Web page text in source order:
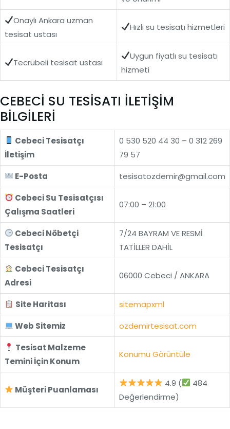
Onaylı Ankara uzman
tesisat ustası
Hızlı su tesisatı hizmetleri
Tecrübeli tesisat ustası
Uygun fiyatlı su tesisatı
hizmeti
CEBECİ SU TESİSATI İLETİŞİM
BİLGİLERİ
Cebeci Tesisatçı
İletişim
0 530 520 44 30 – 0 312 269
79 57
E-Posta
tesisatozdemir@gmail.com
Cebeci Su Tesisatçısı
Çalışma Saatleri
07:00 – 21:00
Cebeci Nöbetçi
Tesisatçı
7/24 BAYRAM VE RESMİ
TATİLLER DAHİL
Cebeci Tesisatçı
Adresi
06000 Cebeci / ANKARA
Site Haritası
sitemapxml
Web Sitemiz
ozdemirtesisat.com
Tesisat Malzeme
Temini İçin Konum
Konumu Görüntüle
Müşteri Puanlaması
4.9 (
484
Değerlendirme)